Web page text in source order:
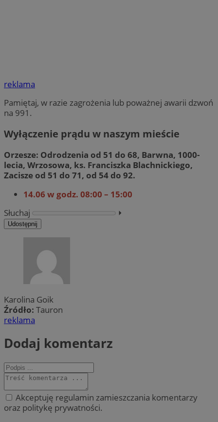
reklama
Pamiętaj, w razie zagrożenia lub poważnej awarii dzwoń
na 991.
Wyłączenie prądu w naszym mieście
Orzesze: Odrodzenia od 51 do 68, Barwna, 1000-
lecia, Wrzosowa, ks. Franciszka Blachnickiego,
Zacisze od 51 do 71, od 54 do 92.
14.06 w godz. 08:00 – 15:00
Słuchaj
⏵︎
Udostępnij
Karolina Goik
Źródło: Tauron
reklama
Dodaj komentarz
Akceptuję regulamin zamieszczania komentarzy
oraz politykę prywatności.